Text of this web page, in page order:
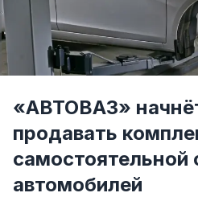
«АВТОВАЗ»
продавать
самостоятельной
автомобилей